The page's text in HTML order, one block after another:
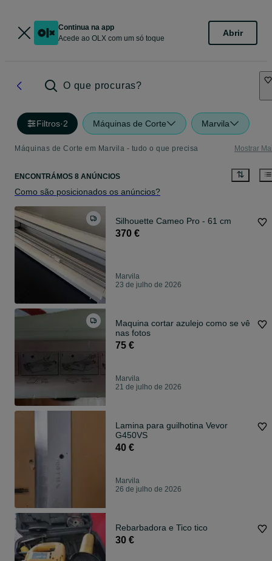
Continua na app
Acede ao OLX com um só toque
Abrir
O que procuras?
Filtros·2 Máquinas de Corte Marvila
Máquinas de Corte em Marvila - tudo o que precisa Mostrar
ENCONTRÁMOS 8 ANÚNCIOS
Como são posicionados os anúncios?
Silhouette Cameo Pro - 61 cm
370 €
Marvila
23 de julho de 2026
Maquina cortar azulejo como se vê
nas fotos
75 €
Marvila
21 de julho de 2026
Lamina para guilhotina Vevor
G450VS
40 €
Marvila
26 de julho de 2026
Rebarbadora e Tico tico
30 €